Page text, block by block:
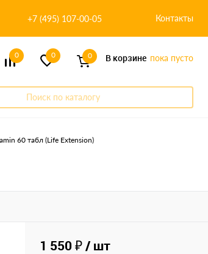
+7 (495) 107-00-05 Контакты
0 0 0 В корзине пока пусто
Поиск по каталогу
60 табл (Life Extension)
1 550 ₽/ шт